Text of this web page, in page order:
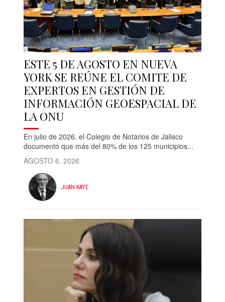
ESTE 5 DE AGOSTO EN NUEVA
YORK SE REÚNE EL COMITE DE
EXPERTOS EN GESTIÓN DE
INFORMACIÓN GEOESPACIAL DE
LA ONU
En julio de 2026. el Colegio de Notarios de Jalisco
documentó que más del 80% de los 125 municipios...
AGOSTO 6, 2026
JUAN KAYE